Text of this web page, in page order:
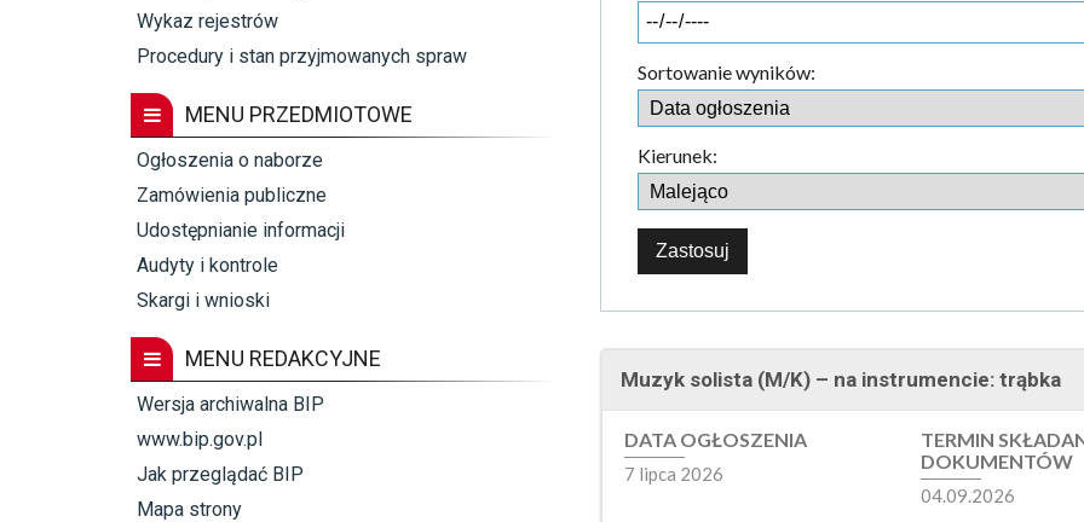
Wykaz rejestrów
Procedury i stan przyjmowanych spraw
MENU PRZEDMIOTOWE
Ogłoszenia o naborze
Zamówienia publiczne
Udostępnianie informacji
Audyty i kontrole
Skargi i wnioski
MENU REDAKCYJNE
Wersja archiwalna BIP
www.bip.gov.pl
Jak przeglądać BIP
Mapa strony
Sortowanie wyników:
Kierunek:
Muzyk solista (M/K) – na instrumencie: trąbka
DATA OGŁOSZENIA
7 lipca 2026
TERMIN
DOKUMENTÓW
04.09.2026